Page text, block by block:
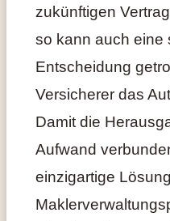
zukünftigen
so kann auch eine
Entscheidung
Versicherer das
Damit die
Aufwand
einzigartige